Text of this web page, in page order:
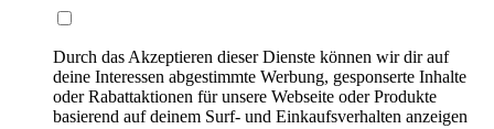
Durch das Akzeptieren dieser Dienste können wir dir auf
deine Interessen abgestimmte Werbung, gesponserte Inhalte
oder Rabattaktionen für unsere Webseite oder Produkte
basierend auf deinem Surf- und Einkaufsverhalten anzeigen